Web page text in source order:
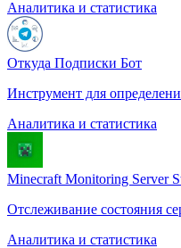
Аналитика и статистика
Откуда Подписки Бот
Инструмент для
Аналитика и статистика
Minecraft Monitoring Server
Отслеживание состояния
Аналитика и статистика